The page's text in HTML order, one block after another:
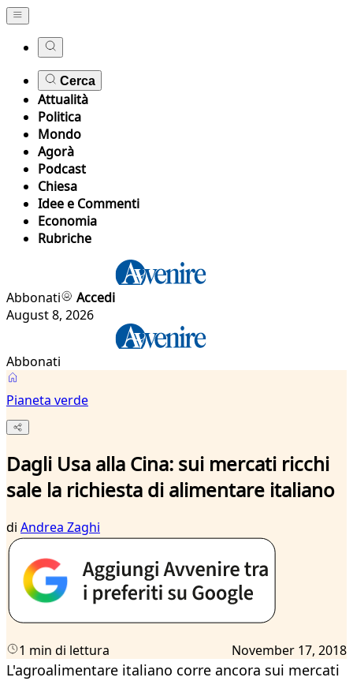
Cerca
Attualità
Politica
Mondo
Agorà
Podcast
Chiesa
Idee e Commenti
Economia
Rubriche
Abbonati
Accedi
August 8, 2026
Abbonati
Pianeta verde
Dagli Usa alla Cina: sui mercati ricchi
sale la richiesta di alimentare italiano
di Andrea Zaghi
1 min di lettura November 17, 2018
L'agroalimentare italiano corre ancora sui mercati